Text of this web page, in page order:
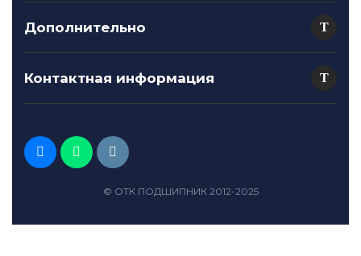
Дополнительно
Контактная информация
© ОТК ПОДШИПНИК 2012-2025